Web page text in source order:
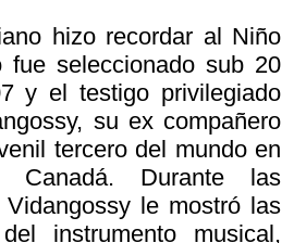
hizo recordar al Niño
fue seleccionado sub 20
y el testigo privilegiado
su ex compañero
tercero del mundo en
Durante las
Vidangossy le mostró las
instrumento musical,